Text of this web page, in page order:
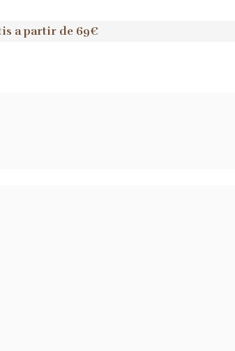
a partir de 69€